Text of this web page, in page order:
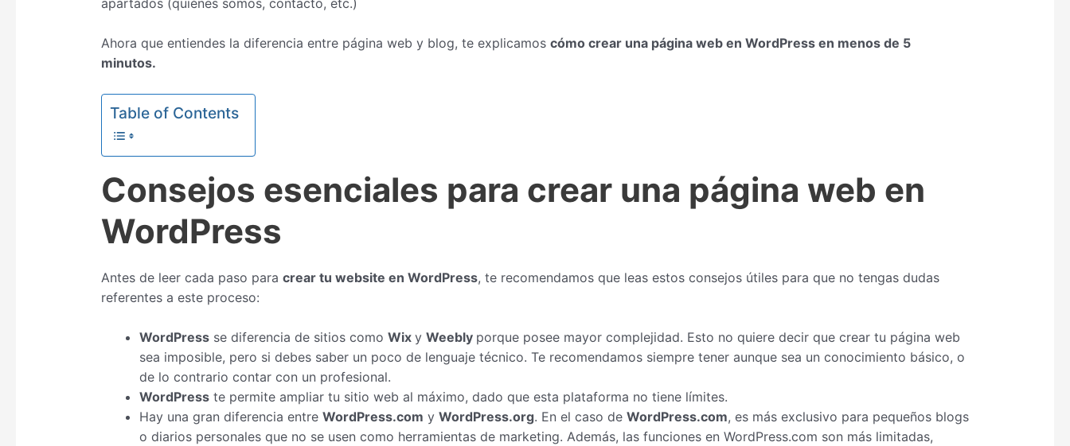
Ahora que entiendes la diferencia entre página web y blog, te explicamos cómo crear una página web en WordPress en menos de 5
minutos.
Table of Contents
Consejos esenciales para crear una página web en
WordPress
Antes de leer cada paso para crear tu website en WordPress, te recomendamos que leas estos consejos útiles para que no tengas dudas
referentes a este proceso:
WordPressse diferencia de sitios como Wix y Weebly porque posee mayor complejidad. Esto no quiere decir que crear tu página web
sea imposible, pero si debes saber un poco de lenguaje técnico. Te recomendamos siempre tener aunque sea un conocimiento básico, o
de lo contrario contar con un profesional.
WordPresste permite ampliar tu sitio web al máximo, dado que esta plataforma no tiene límites.
Hay una gran diferencia entre WordPress.com y WordPress.org. En el caso de WordPress.com, es más exclusivo para pequeños blogs
o diarios personales que no se usen como herramientas de marketing. Además, las funciones en WordPress.com son más limitadas,